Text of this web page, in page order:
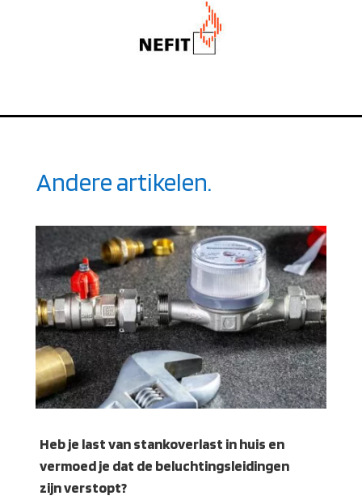
Andere artikelen.
Heb je last van stankoverlast in huis en
vermoed je dat de beluchtingsleidingen
zijn verstopt?